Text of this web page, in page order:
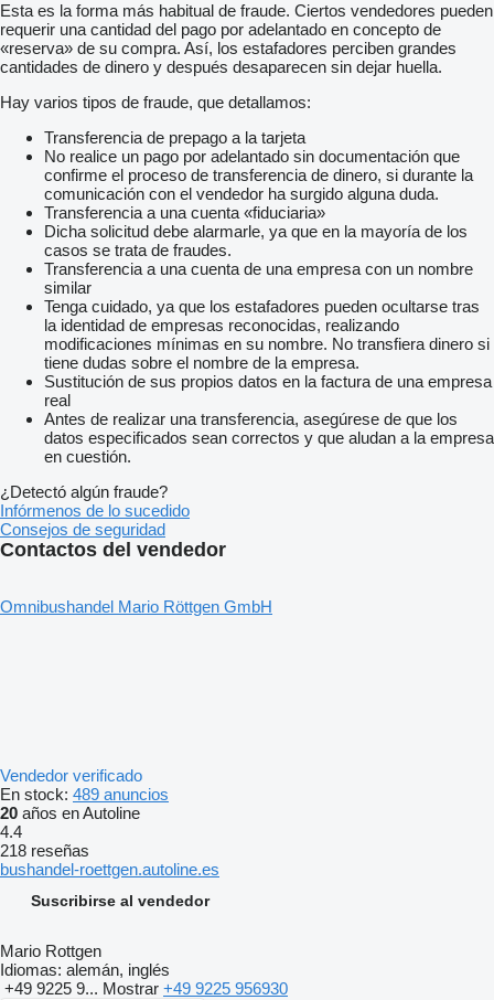
Esta es la forma más habitual de fraude. Ciertos vendedores pueden
requerir una cantidad del pago por adelantado en concepto de
«reserva» de su compra. Así, los estafadores perciben grandes
cantidades de dinero y después desaparecen sin dejar huella.
Hay varios tipos de fraude, que detallamos:
Transferencia de prepago a la tarjeta
No realice un pago por adelantado sin documentación que
confirme el proceso de transferencia de dinero, si durante la
comunicación con el vendedor ha surgido alguna duda.
Transferencia a una cuenta «fiduciaria»
Dicha solicitud debe alarmarle, ya que en la mayoría de los
casos se trata de fraudes.
Transferencia a una cuenta de una empresa con un nombre
similar
Tenga cuidado, ya que los estafadores pueden ocultarse tras
la identidad de empresas reconocidas, realizando
modificaciones mínimas en su nombre. No transfiera dinero si
tiene dudas sobre el nombre de la empresa.
Sustitución de sus propios datos en la factura de una empresa
real
Antes de realizar una transferencia, asegúrese de que los
datos especificados sean correctos y que aludan a la empresa
en cuestión.
¿Detectó algún fraude?
Infórmenos de lo sucedido
Consejos de seguridad
Contactos del vendedor
Omnibushandel Mario Röttgen GmbH
Vendedor verificado
En stock: 489 anuncios
20 años en Autoline
4.4
218 reseñas
bushandel-roettgen.autoline.es
Suscribirse al vendedor
Mario Rottgen
Idiomas: alemán, inglés
+49 9225 9... Mostrar +49 9225 956930